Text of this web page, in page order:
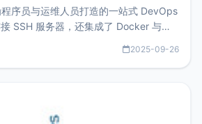
序员与运维人员打造的一站式 DevOps
SSH 服务器，还集成了 Docker 与常
HexHub 即可同时搞定运维与数据库操
2025-09-26